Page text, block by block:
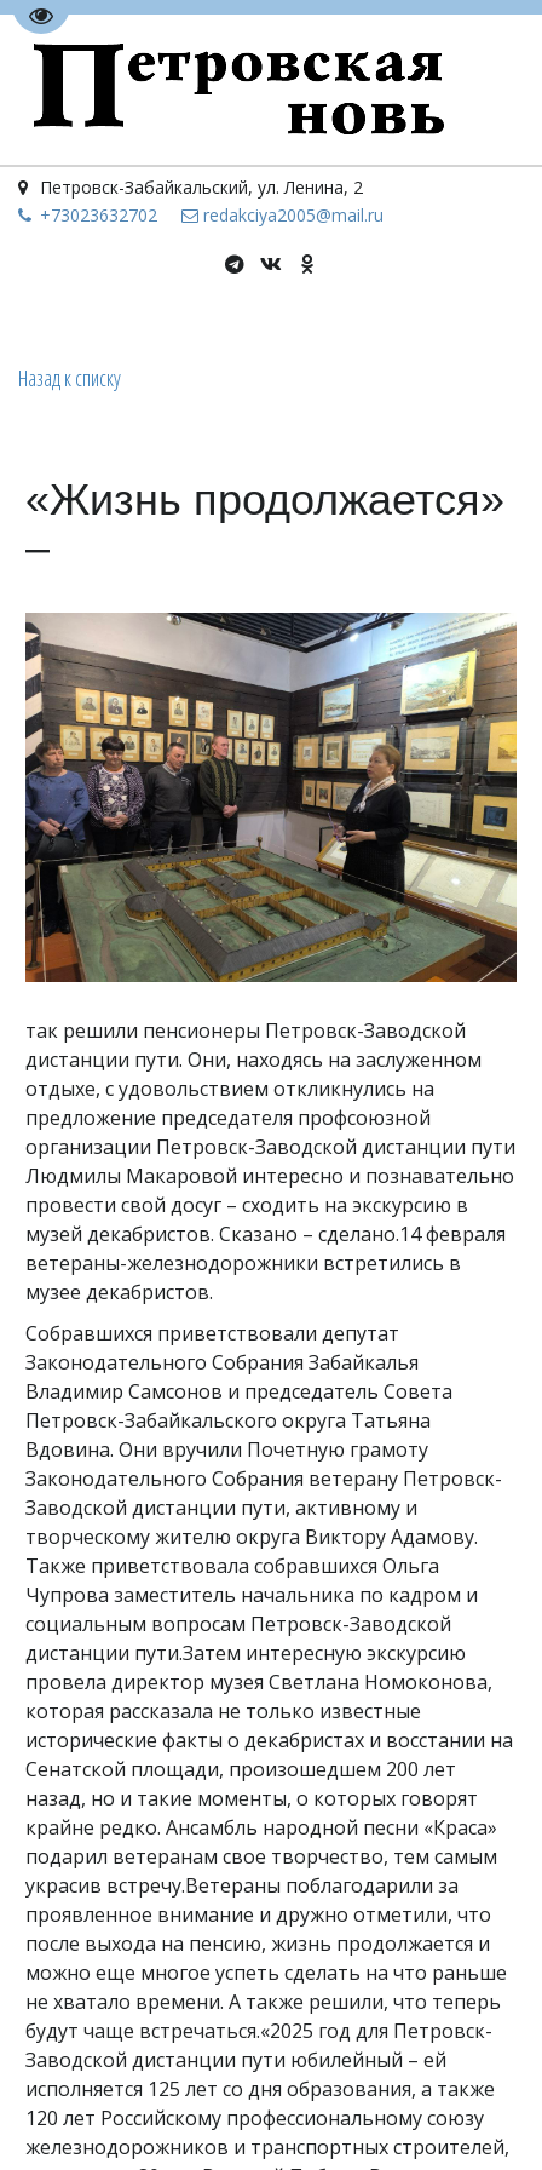
Перейти на версию для слабовидящих
Петровск-Забайкальский, ул. Ленина, 2
+73023632702 redakciya2005@mail.ru
Назад к списку
«Жизнь продолжается»
–
так решили пенсионеры Петровск-Заводской
дистанции пути. Они, находясь на заслуженном
отдыхе, с удовольствием откликнулись на
предложение председателя профсоюзной
организации Петровск-Заводской дистанции пути
Людмилы Макаровой интересно и познавательно
провести свой досуг – сходить на экскурсию в
музей декабристов. Сказано – сделано.14 февраля
ветераны-железнодорожники встретились в
музее декабристов.
Собравшихся приветствовали депутат
Законодательного Собрания Забайкалья
Владимир Самсонов и председатель Совета
Петровск-Забайкальского округа Татьяна
Вдовина. Они вручили Почетную грамоту
Законодательного Собрания ветерану Петровск-
Заводской дистанции пути, активному и
творческому жителю округа Виктору Адамову.
Также приветствовала собравшихся Ольга
Чупрова заместитель начальника по кадром и
социальным вопросам Петровск-Заводской
дистанции пути.Затем интересную экскурсию
провела директор музея Светлана Номоконова,
которая рассказала не только известные
исторические факты о декабристах и восстании на
Сенатской площади, произошедшем 200 лет
назад, но и такие моменты, о которых говорят
крайне редко. Ансамбль народной песни «Краса»
подарил ветеранам свое творчество, тем самым
украсив встречу.Ветераны поблагодарили за
проявленное внимание и дружно отметили, что
после выхода на пенсию, жизнь продолжается и
можно еще многое успеть сделать на что раньше
не хватало времени. А также решили, что теперь
будут чаще встречаться.«2025 год для Петровск-
Заводской дистанции пути юбилейный – ей
исполняется 125 лет со дня образования, а также
120 лет Российскому профессиональному союзу
железнодорожников и транспортных строителей,